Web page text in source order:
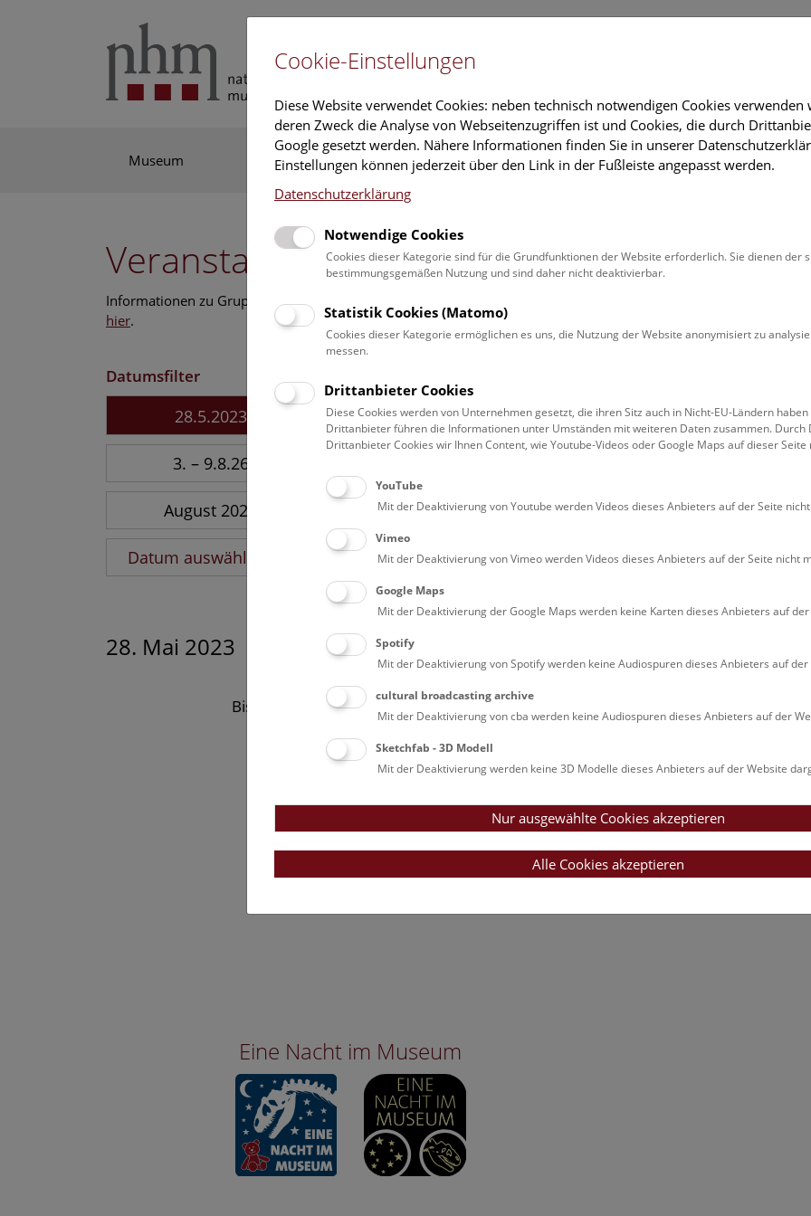
Museum Ausstellung Forschung Führungen & Aktivitäten Deck 50
Veranstaltungskalender
Informationen zu Gruppen,- Kindergarten- und Schulprogrammen finden Sie
hier.
Datumsfilter
28.5.2023
3. – 9.8.26
August 2026
Datum auswählen
Erwachsene (0)
Familien (0)
Führungen &
Kulinarik &
28. Mai 2023
Bisher keine Ergebnisse. Dienstags ist das NHM Wien in der Regel geschlossen.
Eine Nacht im Museum
Cookie-Einstellungen
Diese Website verwendet Cookies: neben technisch notwendigen Cookies verwenden
deren Zweck die Analyse von Webseitenzugriffen ist und Cookies, die durch
Google gesetzt werden. Nähere Informationen finden Sie in unserer
Einstellungen können jederzeit über den Link in der Fußleiste angepasst werden.
Datenschutzerklärung
Notwendige Cookies
Cookies dieser Kategorie sind für die Grundfunktionen der Website erforderlich. Sie dienen der
bestimmungsgemäßen Nutzung und sind daher nicht deaktivierbar.
Statistik Cookies (Matomo)
Cookies dieser Kategorie ermöglichen es uns, die Nutzung der Website anonymisiert zu
messen.
Drittanbieter Cookies
Diese Cookies werden von Unternehmen gesetzt, die ihren Sitz auch in Nicht-EU-Ländern haben
Drittanbieter führen die Informationen unter Umständen mit weiteren Daten zusammen. Durch
Drittanbieter Cookies wir Ihnen Content, wie Youtube-Videos oder Google Maps auf dieser
YouTube
Mit der Deaktivierung von Youtube werden Videos dieses Anbieters auf der Seite
Vimeo
Mit der Deaktivierung von Vimeo werden Videos dieses Anbieters auf der Seite nicht
Google Maps
Mit der Deaktivierung der Google Maps werden keine Karten dieses Anbieters auf
Spotify
Mit der Deaktivierung von Spotify werden keine Audiospuren dieses Anbieters auf
cultural broadcasting archive
Mit der Deaktivierung von cba werden keine Audiospuren dieses Anbieters auf der
Sketchfab - 3D Modell
Mit der Deaktivierung werden keine 3D Modelle dieses Anbieters auf der Website
Nur ausgewählte Cookies akzeptieren
Alle Cookies akzeptieren